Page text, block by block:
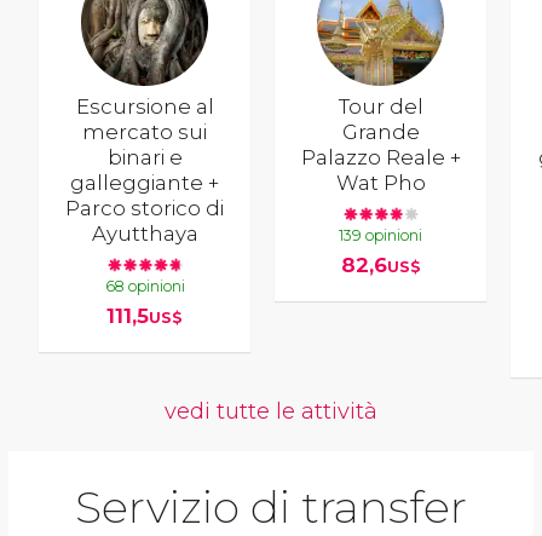
Escursione al
mercato sui
binari e
galleggiante +
Parco storico di
Ayutthaya
68 opinioni
111,5US$
Tour del
Grande
Palazzo Reale +
Wat Pho
139 opinioni
82,6US$
vedi tutte le attività
Servizio di transfer